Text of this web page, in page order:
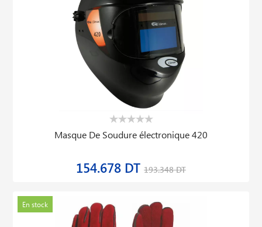
Masque De Soudure électronique 420
154.678 DT 193.348 DT
En stock